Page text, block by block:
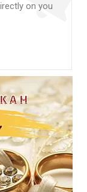
on you